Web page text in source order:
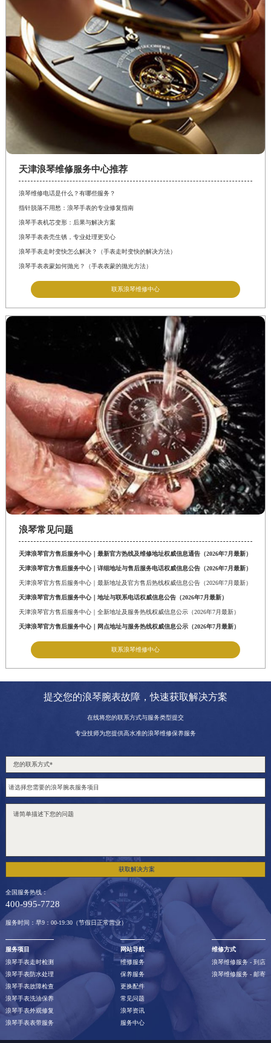
天津浪琴维修服务中心推荐
浪琴维修电话是什么？有哪些服务？
指针脱落不用愁：浪琴手表的专业修复指南
浪琴手表机芯变形：后果与解决方案
浪琴手表表壳生锈，专业处理更安心
浪琴手表走时变快怎么解决？（手表走时变快的解决方法）
浪琴手表表蒙如何抛光？（手表表蒙的抛光方法）
联系浪琴维修中心
浪琴常见问题
天津浪琴官方售后服务中心｜最新官方热线及维修地址权威信息通告（2026年7月最新）
天津浪琴官方售后服务中心｜详细地址与售后服务电话权威信息公告（2026年7月最新）
天津浪琴官方售后服务中心｜最新地址及官方售后热线权威信息公告（2026年7月最新）
天津浪琴官方售后服务中心｜地址与联系电话权威信息公告（2026年7月最新）
天津浪琴官方售后服务中心｜全新地址及服务热线权威信息公示（2026年7月最新）
天津浪琴官方售后服务中心｜网点地址与服务热线权威信息公示（2026年7月最新）
联系浪琴维修中心
提交您的浪琴腕表故障，快速获取解决方案
在线将您的联系方式与服务类型提交
专业技师为您提供高水准的浪琴维修保养服务
获取解决方案
全国服务热线：
400-995-7728
服务时间：早9：00-19:30（节假日正常营业）
服务项目
浪琴手表走时检测
浪琴手表防水处理
浪琴手表故障检查
浪琴手表洗油保养
浪琴手表外观修复
浪琴手表表带服务
网站导航
维修服务
保养服务
更换配件
常见问题
浪琴资讯
服务中心
维修方式
浪琴维修服务 - 到店
浪琴维修服务 - 邮寄